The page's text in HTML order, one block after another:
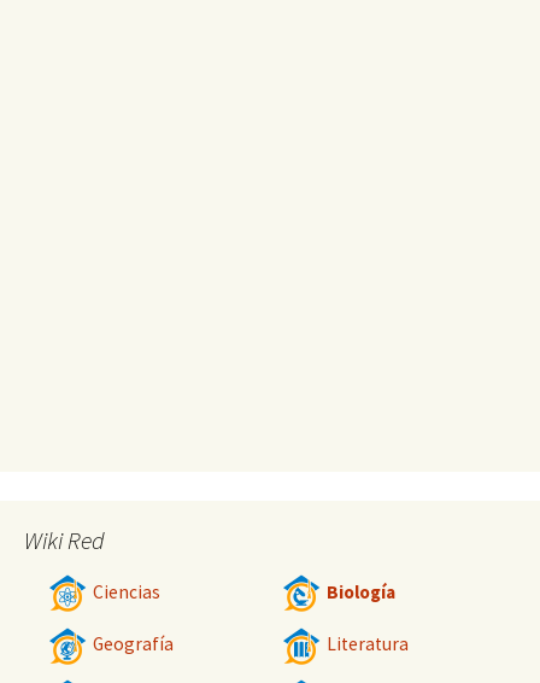
Wiki Red
Ciencias Biología
Geografía Literatura